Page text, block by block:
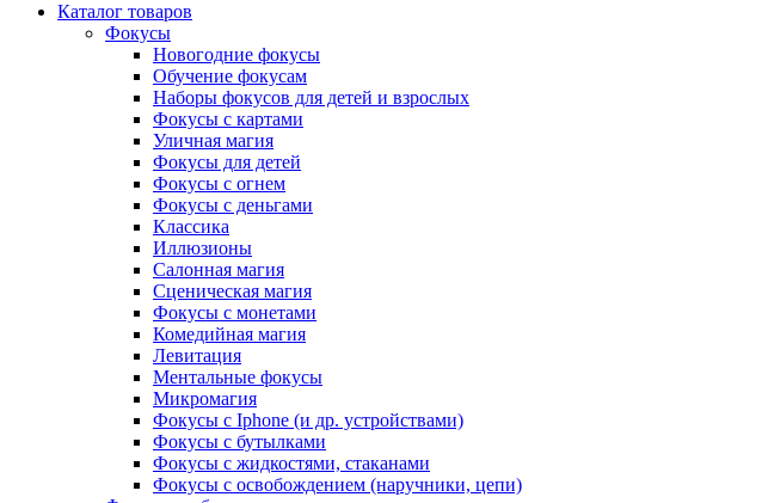
Каталог товаров
Фокусы
Новогодние фокусы
Обучение фокусам
Наборы фокусов для детей и взрослых
Фокусы с картами
Уличная магия
Фокусы для детей
Фокусы с огнем
Фокусы с деньгами
Классика
Иллюзионы
Салонная магия
Сценическая магия
Фокусы с монетами
Комедийная магия
Левитация
Ментальные фокусы
Микромагия
Фокусы с Iphone (и др. устройствами)
Фокусы с бутылками
Фокусы с жидкостями, стаканами
Фокусы с освобождением (наручники, цепи)